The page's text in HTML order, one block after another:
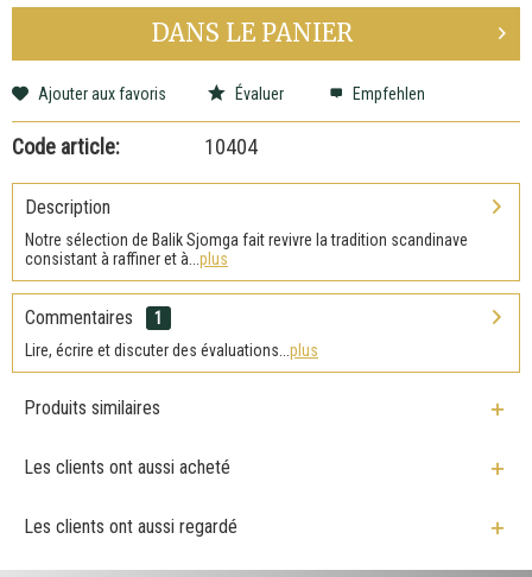
DANS LE PANIER
Ajouter aux favoris Évaluer Empfehlen
Code article: 10404
Description
Notre sélection de Balik Sjomga fait revivre la tradition scandinave
consistant à raffiner et à... plus
Commentaires
1
Lire, écrire et discuter des évaluations... plus
Produits similaires
Les clients ont aussi acheté
Les clients ont aussi regardé